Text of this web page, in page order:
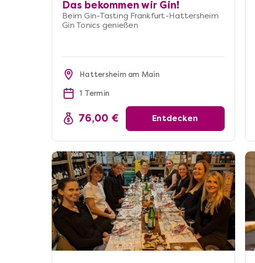
Das bekommen wir Gin!
Beim Gin-Tasting Frankfurt-Hattersheim
Gin Tonics genießen
Hattersheim am Main
1 Termin
76,00 € Entdecken